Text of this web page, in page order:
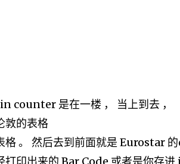
counter 是在一楼 ， 当上到去 ，
敦的表格
格 。 然后去到前面就是 Eurostar